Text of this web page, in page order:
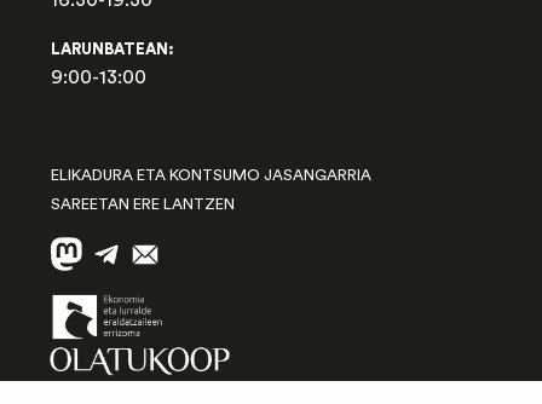
LARUNBATEAN:
9:00-13:00
ELIKADURA ETA KONTSUMO JASANGARRIA
SAREETAN ERE LANTZEN